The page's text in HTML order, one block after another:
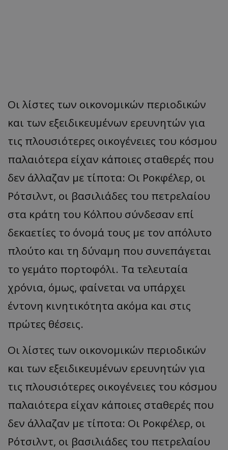
Οι λίστες των οικονομικών περιοδικών
και των εξειδικευμένων ερευνητών για
τις πλουσιότερες οικογένειες του κόσμου
παλαιότερα είχαν κάποιες σταθερές που
δεν άλλαζαν με τίποτα: Οι Ροκφέλερ, οι
Ρότσιλντ, οι βασιλιάδες του πετρελαίου
στα κράτη του Κόλπου σύνδεσαν επί
δεκαετίες το όνομά τους με τον απόλυτο
πλούτο και τη δύναμη που συνεπάγεται
το γεμάτο πορτοφόλι. Τα τελευταία
χρόνια, όμως, φαίνεται να υπάρχει
έντονη κινητικότητα ακόμα και στις
πρώτες θέσεις.
Οι λίστες των οικονομικών περιοδικών
και των εξειδικευμένων ερευνητών για
τις πλουσιότερες οικογένειες του κόσμου
παλαιότερα είχαν κάποιες σταθερές που
δεν άλλαζαν με τίποτα: Οι Ροκφέλερ, οι
Ρότσιλντ, οι βασιλιάδες του πετρελαίου